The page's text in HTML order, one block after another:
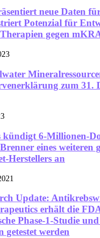
neue Daten
Potenzial für
gegen
zum 31.
kündigt 6-Millionen-
eines weiteren
Herstellers an
Update:
erhält die
Phase-1-Studie
getestet werden